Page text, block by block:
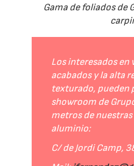
Gama de foliados de
Los interesados en
acabados y la alta
texturado, pueden
showroom de
metros de
aluminio:
C/ de Jordi Camp,